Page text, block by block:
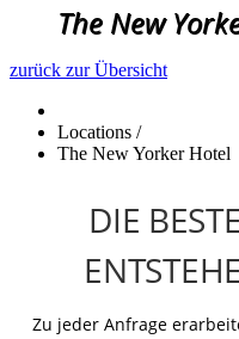
The New
zurück zur Übersicht
Locations /
The New Yorker Hotel
DIE
Zu jeder Anfrage